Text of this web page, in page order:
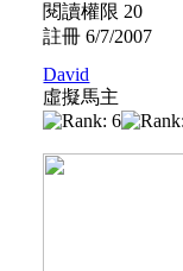
閱讀權限 20
註冊 6/7/2007
David
虛擬馬主